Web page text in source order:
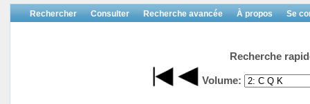
Rechercher Consulter Recherche avancée À propos Se
Recherche
Volume: